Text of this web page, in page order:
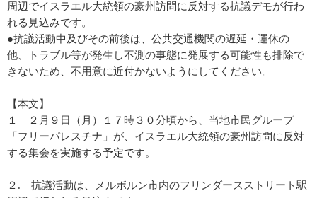
周辺でイスラエル大統領の豪州訪問に反対する抗議デモが行わ
れる見込みです。
●抗議活動中及びその前後は、公共交通機関の遅延・運休の
他、トラブル等が発生し不測の事態に発展する可能性も排除で
きないため、不用意に近付かないようにしてください。
【本文】
１ ２月９日（月）１７時３０分頃から、当地市民グループ
「フリーパレスチナ」が、イスラエル大統領の豪州訪問に反対
する集会を実施する予定です。
２. 抗議活動は、メルボルン市内のフリンダースストリート駅